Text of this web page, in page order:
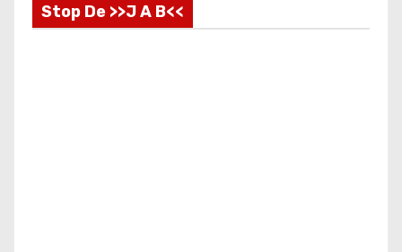
Stop De >>J A B<<